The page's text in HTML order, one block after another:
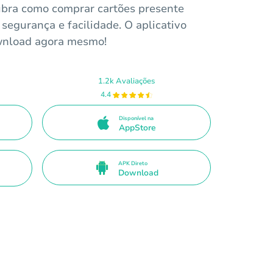
como comprar cartões presente
e facilidade. O aplicativo
agora mesmo!
1.2k Avaliações
4.4
Disponível na
AppStore
APK Direto
Download